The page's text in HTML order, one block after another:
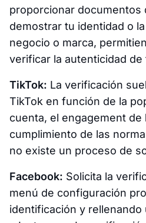
proporcionar documentos
demostrar tu identidad o
negocio o marca,
verificar la autenticidad de
TikTok: La verificación
TikTok en función de la
cuenta, el engagement de
cumplimiento de las
no existe un proceso de
Facebook: Solicita la
menú de configuración
identificación y rellenando